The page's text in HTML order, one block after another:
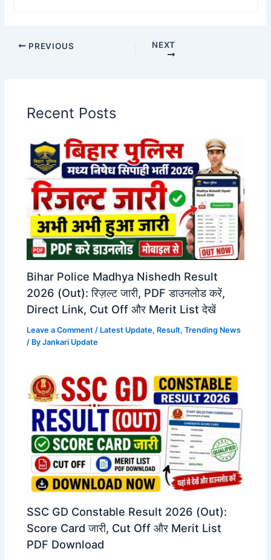
PREVIOUS NEXT
Recent Posts
Bihar Police Madhya Nishedh Result
2026 (Out): रिज़ल्ट जारी, PDF डाउनलोड करें,
Direct Link, Cut Off और Merit List देखें
Leave a Comment / Latest Update, Result,Trending News
/ ByJankari Update
SSC GD Constable Result 2026 (Out):
Score Card जारी, Cut Off और Merit List
PDF Download